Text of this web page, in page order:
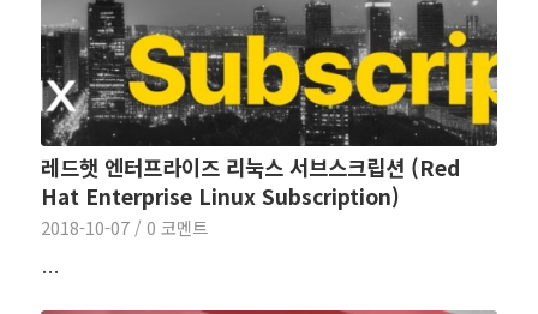
레드햇 엔터프라이즈 리눅스 서브스크립션 (Red
Hat Enterprise Linux Subscription)
2018-10-07 / 0 코멘트
…